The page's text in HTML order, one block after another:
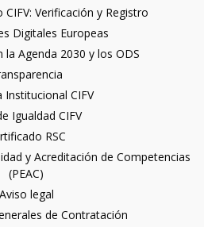
Verificación y Registro
Digitales Europeas
Agenda 2030 y los ODS
Institucional CIFV
Igualdad CIFV
RSC
y Acreditación de Competencias
(PEAC)
Aviso legal
de Contratación